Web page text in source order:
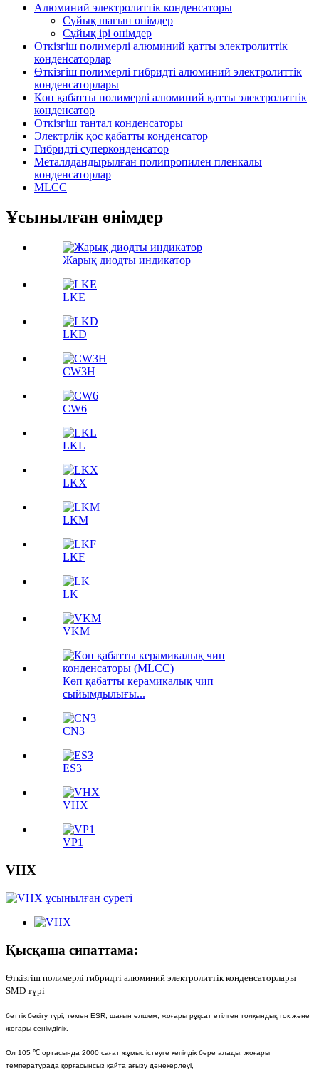
Алюминий электролиттік конденсаторы
Сұйық шағын өнімдер
Сұйық ірі өнімдер
Өткізгіш полимерлі алюминий қатты электролиттік
конденсаторлар
Өткізгіш полимерлі гибридті алюминий электролиттік
конденсаторлары
Көп қабатты полимерлі алюминий қатты электролиттік
конденсатор
Өткізгіш тантал конденсаторы
Электрлік қос қабатты конденсатор
Гибридті суперконденсатор
Металлдандырылған полипропилен пленкалы
конденсаторлар
MLCC
Ұсынылған өнімдер
Жарық диодты индикатор
LKE
LKD
CW3H
CW6
LKL
LKX
LKM
LKF
LK
VKM
Көп қабатты керамикалық чип
сыйымдылығы...
CN3
ES3
VHX
VP1
VHX
Қысқаша сипаттама:
Өткізгіш полимерлі гибридті алюминий электролиттік конденсаторлары
SMD түрі
беттік бекіту түрі, төмен ESR, шағын өлшем, жоғары рұқсат етілген толқындық ток және
жоғары сенімділік.
Ол 105 ℃ ортасында 2000 сағат жұмыс істеуге кепілдік бере алады, жоғары
температурада қорғасынсыз қайта ағызу дәнекерлеуі,